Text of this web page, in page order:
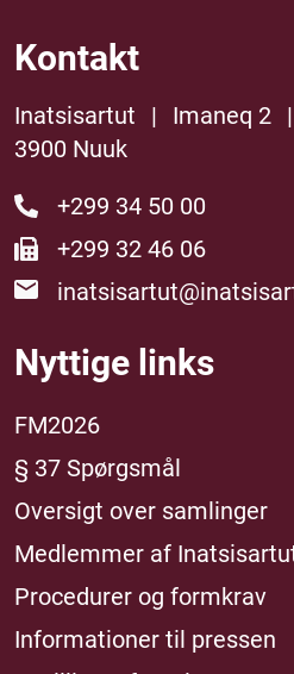
Kontakt
Inatsisartut | Imaneq 2 |
3900 Nuuk
+299 34 50 00
+299 32 46 06
Nyttige links
FM2026
§ 37 Spørgsmål
Oversigt over samlinger
Medlemmer af
Procedurer og formkrav
Informationer til pressen